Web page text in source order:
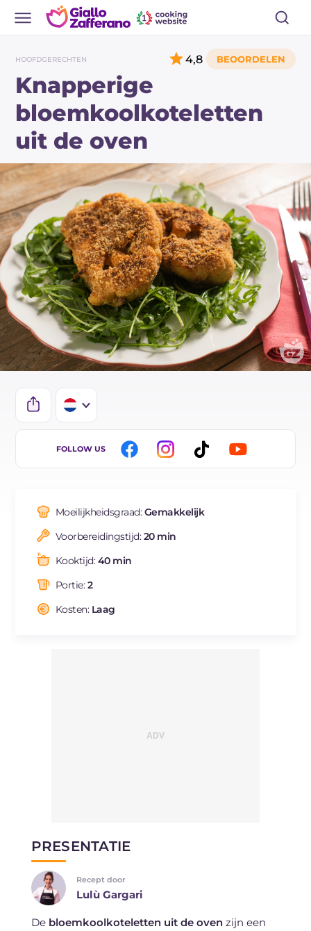
HOOFDGERECHTEN
Knapperige
bloemkoolkoteletten
uit de oven
4,8
IT
FR
DE
BR
FOLLOW US
Moeilijkheidsgraad:Gemakkelijk
Voorbereidingstijd:20 min
Kooktijd:40 min
Portie:2
Kosten: Laag
PRESENTATIE
Recept door
Lulù Gargari
De bloemkoolkoteletten uit de ovenzijn een